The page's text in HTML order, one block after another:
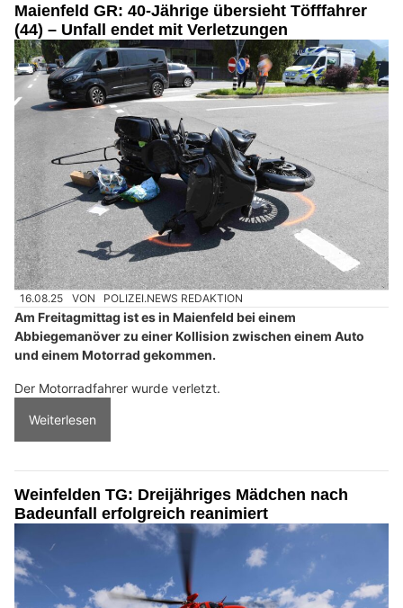
Maienfeld GR: 40-Jährige übersieht Töfffahrer
(44) – Unfall endet mit Verletzungen
16.08.25 VON POLIZEI.NEWS REDAKTION
Am Freitagmittag ist es in Maienfeld bei einem
Abbiegemanöver zu einer Kollision zwischen einem Auto
und einem Motorrad gekommen.
Der Motorradfahrer wurde verletzt.
Weiterlesen
Weinfelden TG: Dreijähriges Mädchen nach
Badeunfall erfolgreich reanimiert